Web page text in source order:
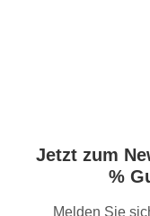
Jetzt zum
%
Melden Sie